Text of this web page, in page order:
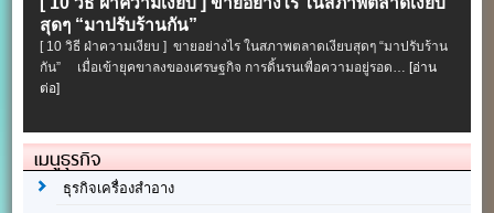
สุดๆ “มาปรับร้านกัน”
[ 10 วิธี ฝ่าความเงียบ ] ขายอย่างไร ในสภาพตลาดเงียบสุดๆ “มาปรับร้าน
กัน” เมื่อเข้ายุคขาลงของเศรษฐกิจ การดิ้นรนเพื่อความอยู่รอด… [อ่าน
ต่อ]
เมนูธุรกิจ
ธุรกิจเครื่องสำอาง